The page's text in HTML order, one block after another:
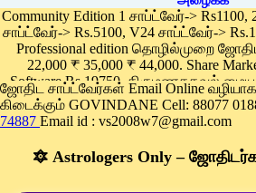
Community Edition 1 சாப்ட்வேர்-> Rs1100,
சாப்ட்வேர்-> Rs.5100, V24 சாப்ட்வேர்->
Professional edition தொழில்முறை
22,000 ₹ 35,000 ₹ 44,000. Share
Software Rs.19750, திருமணதகவல் மைய
Phone App Rs.
Pay online
ஜோதிட சாப்ட்வேர்கள் Email Online வழியாக
கிடைக்கும் GOVINDANE Cell: 88077
74887 Email id : vs2008w7@gmail.com
🔯 Astrologers Only –